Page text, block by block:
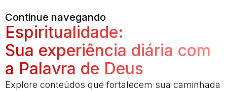
Continue navegando
Espiritualidade:
Sua experiência diária com
a Palavra de Deus
Explore conteúdos que fortalecem sua caminhada